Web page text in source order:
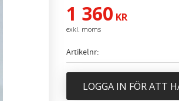
1 360 KR
Artikelnr
LOGGA IN FÖR ATT